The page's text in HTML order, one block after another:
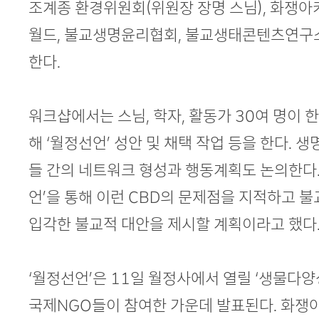
조계종 환경위원회(위원장 장명 스님), 화쟁
월드, 불교생명윤리협회, 불교생태콘텐츠연
한다.
워크샵에서는 스님, 학자, 활동가 30여 명이
해 ‘월정선언’ 성안 및 채택 작업 등을 한다.
들 간의 네트워크 형성과 행동계획도 논의한
언’을 통해 이런 CBD의 문제점을 지적하고
입각한 불교적 대안을 제시할 계획이라고 했
‘월정선언’은 11일 월정사에서 열릴 ‘생물다
국제NGO들이 참여한 가운데 발표된다. 화쟁